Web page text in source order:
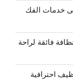
ريال خصم على خدمات الفك
متكاملة نظافة فائقة لراحة
خدمات تنظيف احترافية